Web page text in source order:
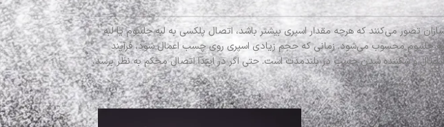
تصور می‌کنند که هرچه مقدار اسپری بیشتر باشد، اتصال پلکسی به لبه چلنیوم یا لبه
چلنیوم محسوب می‌شود. زمانی که حجم زیادی اسپری روی چسب اعمال شود، فرآیند
و شکننده شدن چسب در بلندمدت است. حتی اگر در ابتدا اتصال محکم به نظر برسد،